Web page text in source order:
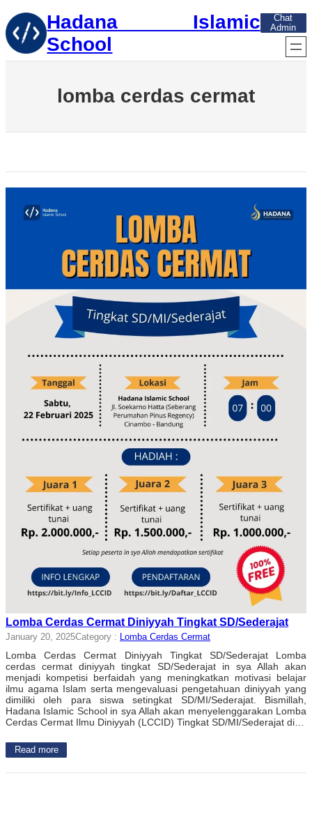
Skip
to
content
Hadana Islamic
School
Chat
Admin
lomba cerdas cermat
Lomba Cerdas Cermat Diniyyah Tingkat SD/Sederajat
January 20, 2025Category : Lomba Cerdas Cermat
Lomba Cerdas Cermat Diniyyah Tingkat SD/Sederajat Lomba
cerdas cermat diniyyah tingkat SD/Sederajat in sya Allah akan
menjadi kompetisi berfaidah yang meningkatkan motivasi belajar
ilmu agama Islam serta mengevaluasi pengetahuan diniyyah yang
dimiliki oleh para siswa setingkat SD/MI/Sederajat. Bismillah,
Hadana Islamic School in sya Allah akan menyelenggarakan Lomba
Cerdas Cermat Ilmu Diniyyah (LCCID) Tingkat SD/MI/Sederajat di…
Read more